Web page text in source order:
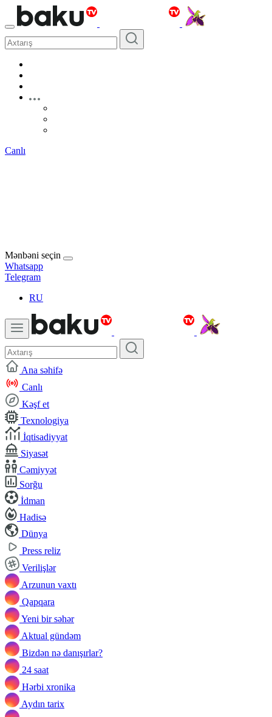
Canlı
Mənbəni seçin
Whatsapp
Telegram
RU
Ana səhifə
Canlı
Kəşf et
Texnologiya
İqtisadiyyat
Siyasət
Cəmiyyət
Sorğu
İdman
Hadisə
Dünya
Press reliz
Verilişlər
Arzunun vaxtı
Qapqara
Yeni bir səhər
Aktual gündəm
Bizdən nə danışırlar?
24 saat
Hərbi xronika
Aydın tarix